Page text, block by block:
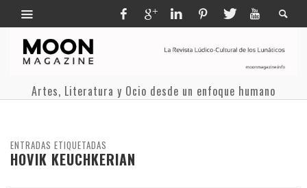
Artes, Literatura y Ocio desde un enfoque humano
ENTRADAS ETIQUETADAS
HOVIK KEUCHKERIAN